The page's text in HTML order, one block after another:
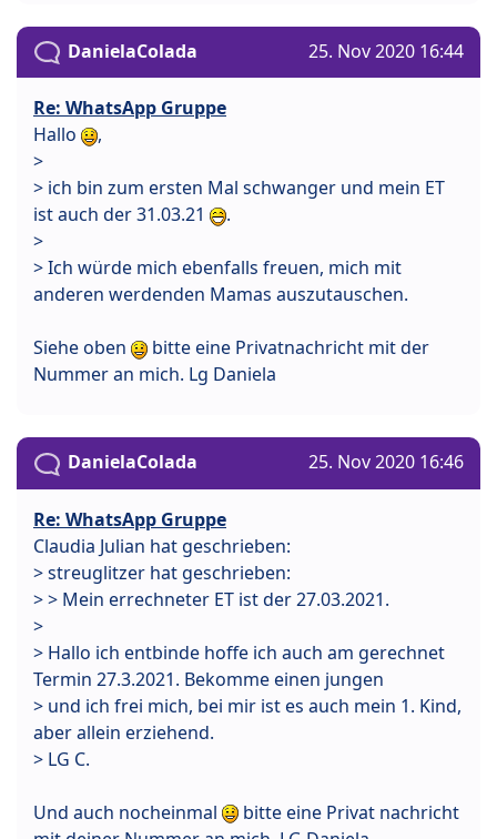
DanielaColada 25. Nov 2020 16:44
Re: WhatsApp Gruppe
Hallo
,
>
> ich bin zum ersten Mal schwanger und mein ET
ist auch der 31.03.21
.
>
> Ich würde mich ebenfalls freuen, mich mit
anderen werdenden Mamas auszutauschen.
Siehe oben
bitte eine Privatnachricht mit der
Nummer an mich. Lg Daniela
DanielaColada 25. Nov 2020 16:46
Re: WhatsApp Gruppe
Claudia Julian hat geschrieben:
> streuglitzer hat geschrieben:
> > Mein errechneter ET ist der 27.03.2021.
>
> Hallo ich entbinde hoffe ich auch am gerechnet
Termin 27.3.2021. Bekomme einen jungen
> und ich frei mich, bei mir ist es auch mein 1. Kind,
aber allein erziehend.
> LG C.
Und auch nocheinmal
bitte eine Privat nachricht